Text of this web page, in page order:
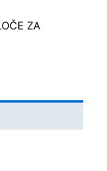
ZA